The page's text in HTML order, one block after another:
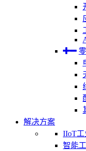
解决方案
IIoT工
智能